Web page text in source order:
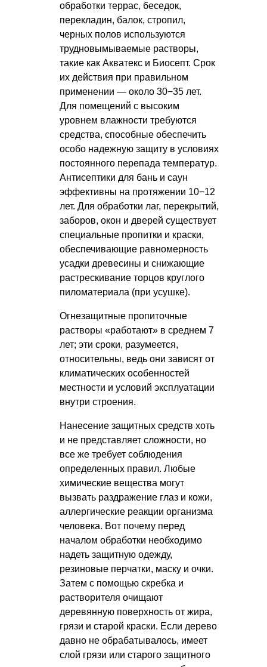
обработки террас, беседок,
перекладин, балок, стропил,
черных полов используются
трудновымываемые растворы,
такие как Акватекс и Биосепт. Срок
их действия при правильном
применении — около 30−35 лет.
Для помещений с высоким
уровнем влажности требуются
средства, способные обеспечить
особо надежную защиту в условиях
постоянного перепада температур.
Антисептики для бань и саун
эффективны на протяжении 10−12
лет. Для обработки лаг, перекрытий,
заборов, окон и дверей существует
специальные пропитки и краски,
обеспечивающие равномерность
усадки древесины и снижающие
растрескивание торцов круглого
пиломатериала (при усушке).
Огнезащитные пропиточные
растворы «работают» в среднем 7
лет; эти сроки, разумеется,
относительны, ведь они зависят от
климатических особенностей
местности и условий эксплуатации
внутри строения.
Нанесение защитных средств хоть
и не представляет сложности, но
все же требует соблюдения
определенных правил. Любые
химические вещества могут
вызвать раздражение глаз и кожи,
аллергические реакции организма
человека. Вот почему перед
началом обработки необходимо
надеть защитную одежду,
резиновые перчатки, маску и очки.
Затем с помощью скребка и
растворителя очищают
деревянную поверхность от жира,
грязи и старой краски. Если дерево
давно не обрабатывалось, имеет
слой грязи или старого защитного